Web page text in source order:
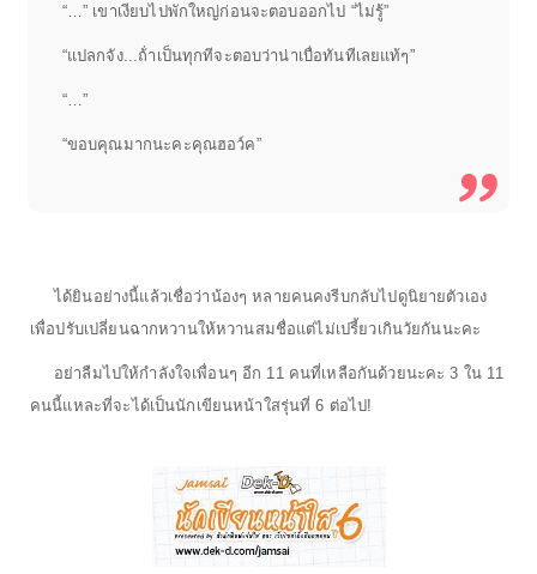
“…” เขาเงียบไปพักใหญ่ก่อนจะตอบออกไป “ไม่รู้”
“แปลกจัง...ถ้่าเป็นทุกทีจะตอบว่าน่าเบื่อทันทีเลยแท้ๆ”
“…”
“ขอบคุณมากนะคะคุณฮอว์ค”
ได้ยินอย่างนี้แล้วเชื่อว่าน้องๆ หลายคนคงรีบกลับไปดูนิยายตัวเอง
เพื่อปรับเปลี่ยนฉากหวานให้หวานสมชื่อแต่ไม่เปรี้ยวเกินวัยกันนะคะ
อย่าลืมไปให้กำลังใจเพื่อนๆ อีก 11 คนที่เหลือกันด้วยนะคะ 3 ใน 11
คนนี้แหละที่จะได้เป็นนักเขียนหน้าใสรุ่นที่ 6 ต่อไป!